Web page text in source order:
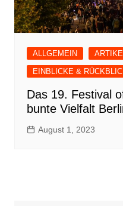
ALLGEMEIN
EINBLICKE &
Das 19. Festival
bunte Vielfalt
August 1, 2023